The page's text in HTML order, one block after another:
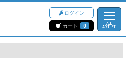
ログイン
カート
0
ALL
ARTIST